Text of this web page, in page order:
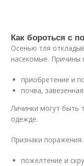
Как бороться с
Осенью тля
насекомые. Причины
приобретение и
почва,
Личинки могут быть
одежде.
Признаки поражения:
пожелтение и